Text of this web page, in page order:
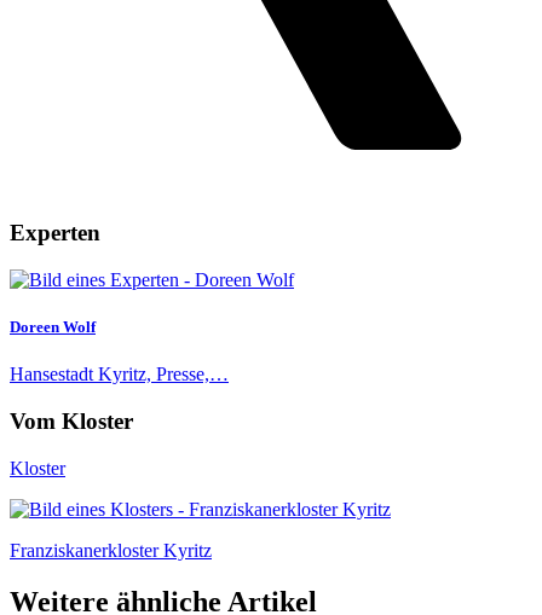
Experten
Doreen Wolf
Hansestadt Kyritz, Presse,…
Vom Kloster
Kloster
Franziskanerkloster Kyritz
Weitere ähnliche Artikel